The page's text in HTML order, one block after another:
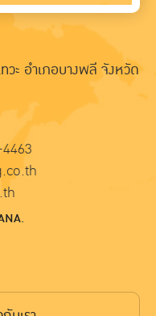
ะ อำเภอบางพลี จังหวัด